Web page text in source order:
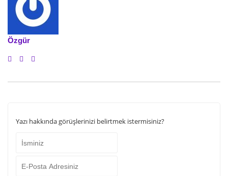
Özgür
Yazı hakkında görüşlerinizi belirtmek istermisiniz?